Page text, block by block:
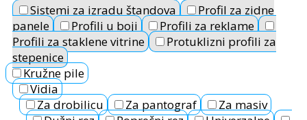
Sistemi za izradu štandova
Profil za zidne
panele
Profili u boji
Profili za reklame
Profili za staklene vitrine
Protuklizni profili za
stepenice
Kružne pile
Vidia
Za drobilicu
Za pantograf
Za masiv